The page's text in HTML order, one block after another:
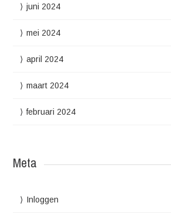
juni 2024
mei 2024
april 2024
maart 2024
februari 2024
Meta
Inloggen